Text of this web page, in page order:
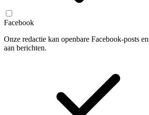
Facebook
Onze redactie kan openbare Facebook-posts
aan berichten.